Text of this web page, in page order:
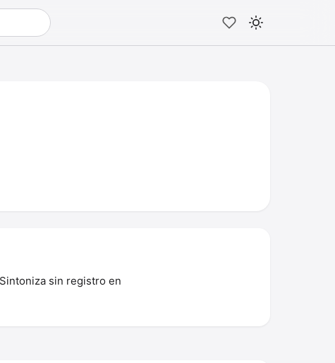
sin registro en